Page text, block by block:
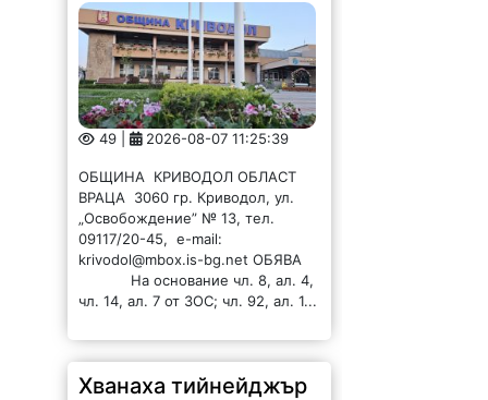
49 | 2026-08-07 11:25:39
ОБЩИНА КРИВОДОЛ ОБЛАСТ
ВРАЦА 3060 гр. Криводол, ул.
09117/20-45, e-mail:
krivodol@mbox.is-bg.net ОБЯВА
На основание чл. 8, ал. 4,
чл. 14, ал. 7 от ЗОС; чл. 92, ал. 1...
с наркотици във
Враца